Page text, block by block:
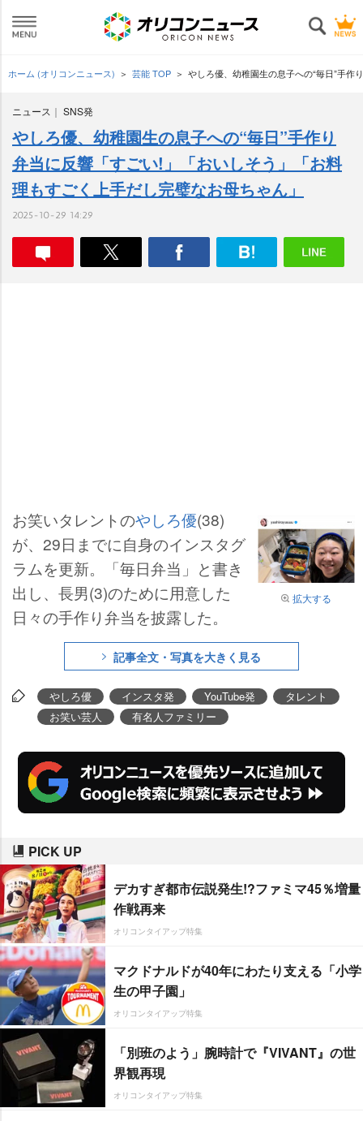
ホーム (オリコンニュース) 芸能 TOP しろ優、幼稚園生の息子への“毎日”手作
ニュース SNS発
しろ優、幼稚園生の息子への“毎日”手作り
弁当に反響「すごい!」「おいしそう」「お料
理もすごく上手だし完璧なお母ちゃん」
2025-10-29 14:29
拡大する
お笑いタレントのしろ優(38)
が、29日までに自身のインスタグ
ラムを更新。「毎日弁当」と書き
出し、長男(3)のために用意した
日々の手作り弁当を披露した。
記事全文・写真を大きく見る
しろ優 インスタ発 YouTube発
タレント
お笑い芸人
有名人ファミリー
PICK UP
デカすぎ都市伝説発生!?ファミマ45％増量
作戦再来
オリコンタイアップ特集
マクドナルドが40年にわたり支える「小学
生の甲子園」
オリコンタイアップ特集
「別班のよう」腕時計で『VIVANT』の世
界観再現
オリコンタイアップ特集